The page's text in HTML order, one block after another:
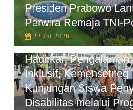
Presiden Prabowo
Perwira Remaja TNI-
22 Jul 2026
Hadirkan Pengalaman
Inklusif, Kemensetneg
Kunjungan Siswa
Disabilitas melalui